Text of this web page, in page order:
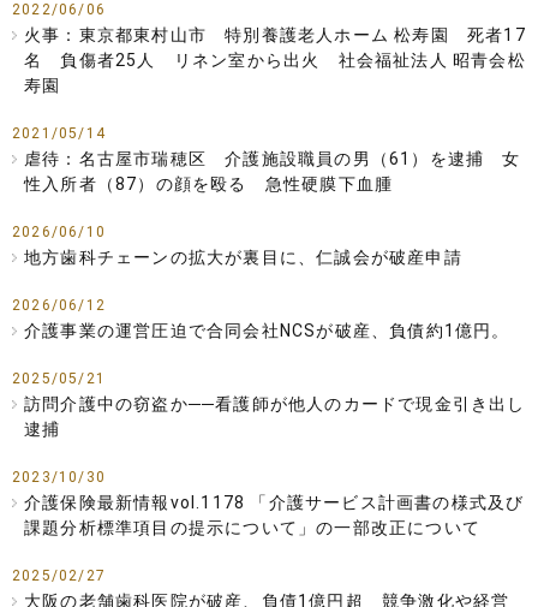
2022/06/06
火事：東京都東村山市 特別養護老人ホーム 松寿園 死者17
名 負傷者25人 リネン室から出火 社会福祉法人 昭青会松
寿園
2021/05/14
虐待：名古屋市瑞穂区 介護施設職員の男（61）を逮捕 女
性入所者（87）の顔を殴る 急性硬膜下血腫
2026/06/10
地方歯科チェーンの拡大が裏目に、仁誠会が破産申請
2026/06/12
介護事業の運営圧迫で合同会社NCSが破産、負債約1億円。
2025/05/21
訪問介護中の窃盗か──看護師が他人のカードで現金引き出し
逮捕
2023/10/30
介護保険最新情報vol.1178 「介護サービス計画書の様式及び
課題分析標準項目の提示について」の一部改正について
2025/02/27
大阪の老舗歯科医院が破産、負債1億円超 競争激化や経営